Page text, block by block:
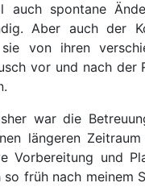
auch spontane
Aber auch der
von ihren
vor und nach der
war die
längeren
Vorbereitung und
so früh nach